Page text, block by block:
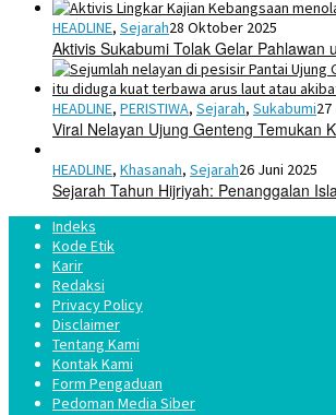
HEADLINE, Sejarah28 Oktober 2025
Aktivis Sukabumi Tolak Gelar Pahlawan
HEADLINE, PERISTIWA, Sejarah, Sukabumi27
Viral Nelayan Ujung Genteng Temukan
HEADLINE, Khasanah, Sejarah26 Juni 2025
Sejarah Tahun Hijriyah: Penanggalan
Indeks
Kode Etik
Karir
Redaksi
Privacy Policy
Disclaimer
Tentang Kami
Kontak Kami
Form Pengaduan
Pedoman Media Siber